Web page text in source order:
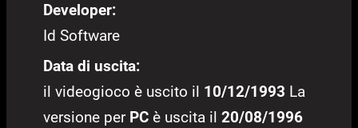
Developer:
Id Software
Data di uscita:
il videogioco è uscito il 10/12/1993 La
versione per PC è uscita il 20/08/1996